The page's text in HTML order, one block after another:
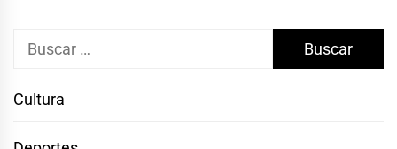
Buscar:
Cultura